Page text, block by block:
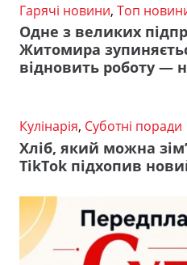
Гарячі новини, Топ
Одне з великих
Житомира
відновить роботу —
Кулінарія, Суботні поради
Хліб, який можна
TikTok підхопив